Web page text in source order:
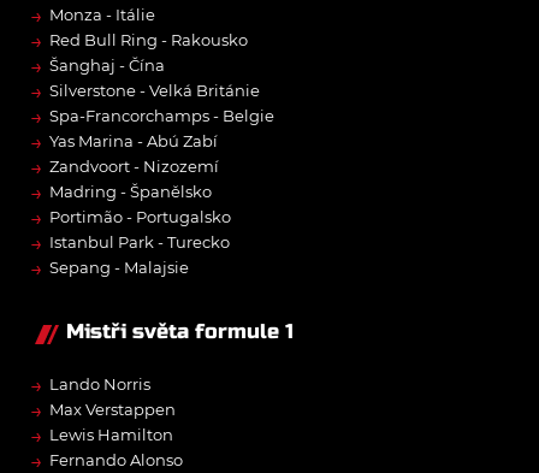
→ Monza - Itálie
→ Red Bull Ring - Rakousko
→ Šanghaj - Čína
→ Silverstone - Velká Británie
→ Spa-Francorchamps - Belgie
→ Yas Marina - Abú Zabí
→ Zandvoort - Nizozemí
→ Madring - Španělsko
→ Portimão - Portugalsko
→ Istanbul Park - Turecko
→ Sepang - Malajsie
Mistři světa formule 1
→ Lando Norris
→ Max Verstappen
→ Lewis Hamilton
→ Fernando Alonso